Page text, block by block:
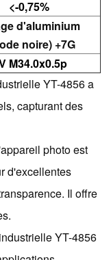
<-0,75%
d'aluminium
noire) +7G
M34.0x0.5p
YT-4856 a
capturant des
photo est
d'excellentes
Il offre
YT-4856